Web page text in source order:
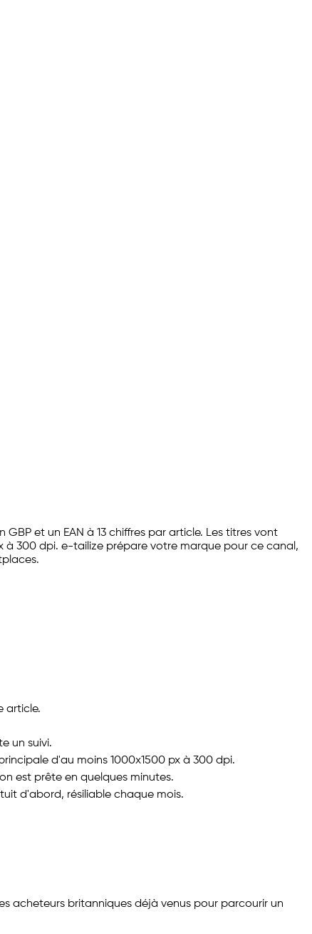
et un EAN à 13 chiffres par article. Les titres vont
à 300 dpi. e-tailize prépare votre marque pour ce canal,
article.
un suivi.
d'au moins 1000x1500 px à 300 dpi.
est prête en quelques minutes.
d'abord, résiliable chaque mois.
acheteurs britanniques déjà venus pour parcourir un